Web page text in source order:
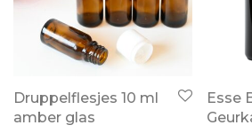
Druppelflesjes 10 ml
amber glas
Esse